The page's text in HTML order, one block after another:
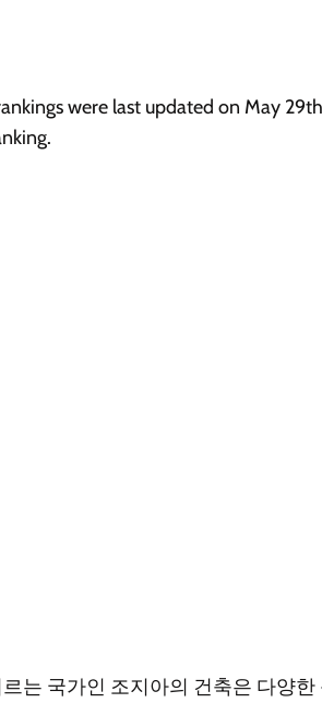
were last updated on May
는 국가인 조지아의 건축은 다양